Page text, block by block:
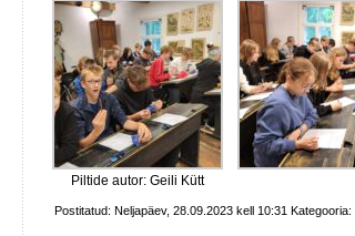
Piltide autor: Geili Kütt
Postitatud: Neljapäev, 28.09.2023 kell 10:31 Kategooria: